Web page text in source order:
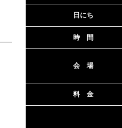
日にち
時 間
会 場
料 金